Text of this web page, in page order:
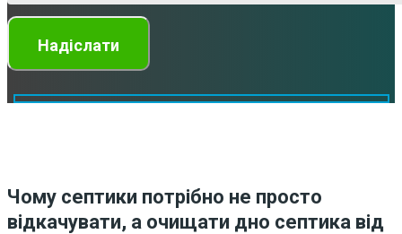
Чому септики потрібно не просто
відкачувати, а очищати дно септика від